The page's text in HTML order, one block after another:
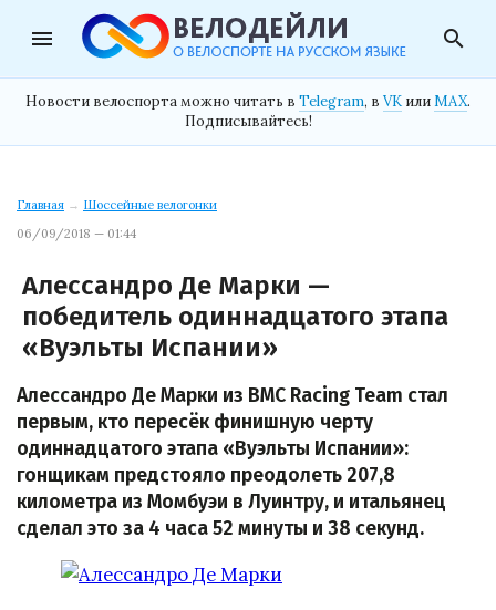
menu search
Новости велоспорта можно читать в Telegram, в VK илиMAX.
Подписывайтесь!
Главная → Шоссейные велогонки
06/09/2018 — 01:44
Алессандро Де Марки —
победитель одиннадцатого этапа
«Вуэльты Испании»
Алессандро Де Марки из BMC Racing Team стал
первым, кто пересёк финишную черту
одиннадцатого этапа «Вуэльты Испании»:
гонщикам предстояло преодолеть 207,8
километра из Момбуэи в Луинтру, и итальянец
сделал это за 4 часа 52 минуты и 38 секунд.